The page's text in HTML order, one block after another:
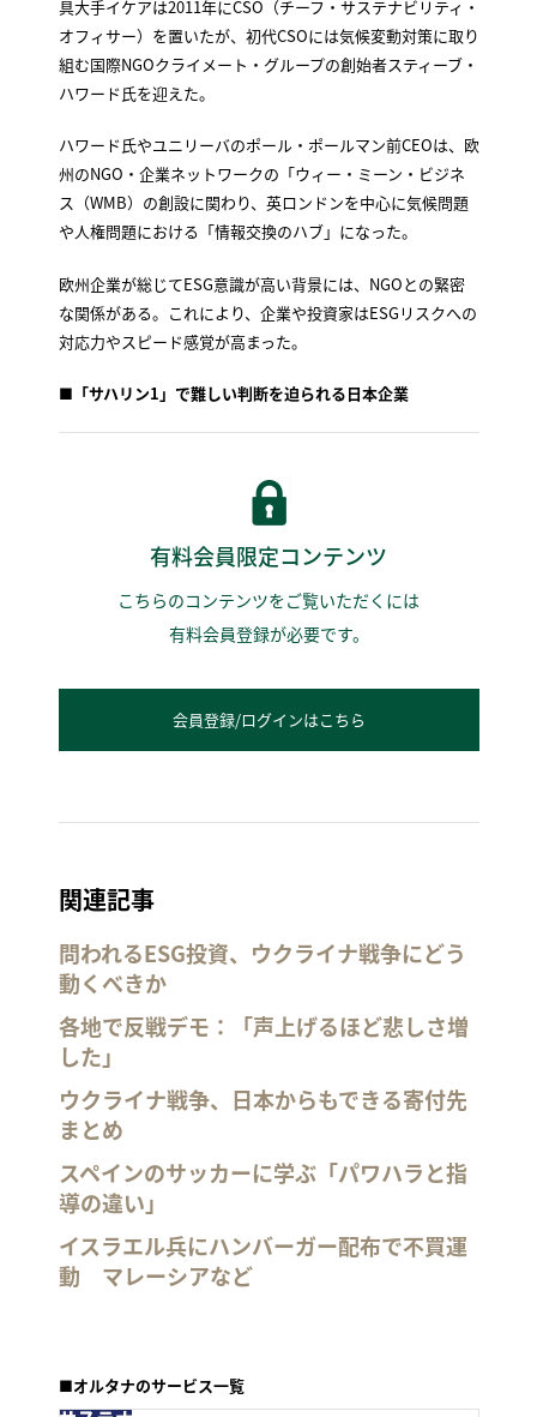
具大手イケアは2011年にCSO（チーフ・サステナビリティ・
オフィサー）を置いたが、初代CSOには気候変動対策に取り
組む国際NGOクライメート・グループの創始者スティーブ・
ハワード氏を迎えた。
ハワード氏やユニリーバのポール・ポールマン前CEOは、欧
州のNGO・企業ネットワークの「ウィー・ミーン・ビジネ
ス（WMB）の創設に関わり、英ロンドンを中心に気候問題
や人権問題における「情報交換のハブ」になった。
欧州企業が総じてESG意識が高い背景には、NGOとの緊密
な関係がある。これにより、企業や投資家はESGリスクへの
対応力やスピード感覚が高まった。
■ 「サハリン1」で難しい判断を迫られる日本企業
有料会員限定コンテンツ
こちらのコンテンツをご覧いただくには
有料会員登録が必要です。
会員登録/ログインはこちら
関連記事
問われるESG投資、ウクライナ戦争にどう
動くべきか
各地で反戦デモ：「声上げるほど悲しさ増
した」
ウクライナ戦争、日本からもできる寄付先
まとめ
スペインのサッカーに学ぶ「パワハラと指
導の違い」
イスラエル兵にハンバーガー配布で不買運
動 マレーシアなど
■オルタナのサービス一覧